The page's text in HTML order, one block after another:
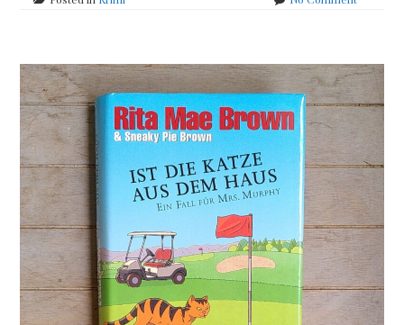
&
Sneaky
Pie
Brown
hiss
before
Dying